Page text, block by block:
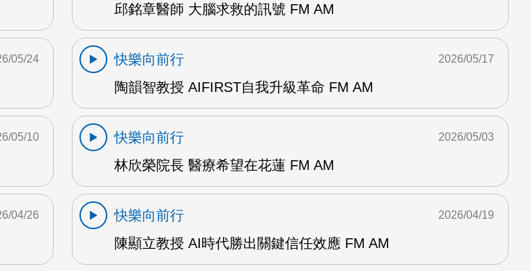
邱銘章醫師 大腦求救的訊號 FM AM
05/24
快樂向前行
陶韻智教授 AIFIRST自我升級革命 FM AM
2026/05/17
05/10
快樂向前行
林欣榮院長 醫療希望在花蓮 FM AM
2026/05/03
04/26
快樂向前行
陳顯立教授 AI時代勝出關鍵信任效應 FM AM
2026/04/19